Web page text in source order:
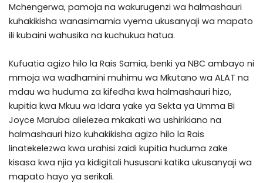
Mchengerwa, pamoja na wakurugenzi wa halmashauri
kuhakikisha wanasimamia vyema ukusanyaji wa mapato
ili kubaini wahusika na kuchukua hatua.
Kufuatia agizo hilo la Rais Samia, benki ya NBC ambayo ni
mmoja wa wadhamini muhimu wa Mkutano wa ALAT na
mdau wa huduma za kifedha kwa halmashauri hizo,
kupitia kwa Mkuu wa Idara yake ya Sekta ya Umma Bi
Joyce Maruba alielezea mkakati wa ushirikiano na
halmashauri hizo kuhakikisha agizo hilo la Rais
linatekelezwa kwa urahisi zaidi kupitia huduma zake
kisasa kwa njia ya kidigitali hususani katika ukusanyaji wa
mapato hayo ya serikali.